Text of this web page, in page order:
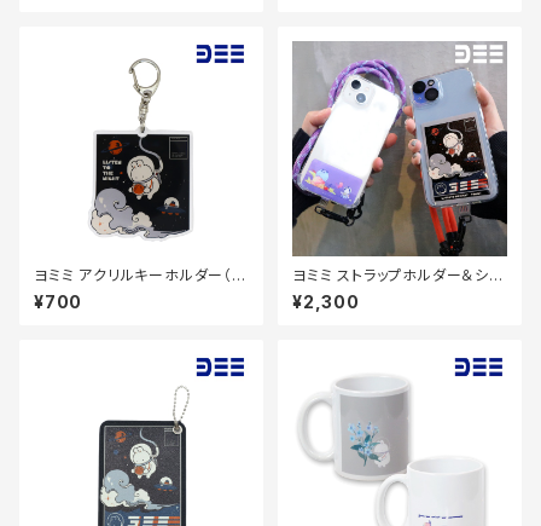
ヨミミ アクリルキーホルダー（ワ
クセイ）70×70mm
¥700
ヨミミ ストラップホルダー＆ショ
ルダーストラップセット
¥2,300